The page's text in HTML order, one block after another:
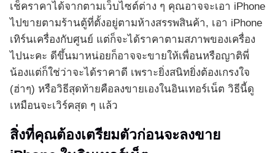
เช็คราคาได้จากตามเว็บไซต์ต่าง ๆ คุณอาจจะเอา iPhone
ไปขายตามร้านตู้ที่ตั้งอยู่ตามห้างสรรพสินค้า, เอา iPhone
เทิร์นเครื่องกับศูนย์ แต่ก็จะได้ราคาตามสภาพของเครื่อง
ไปนะคะ ดีขึ้นมาหน่อยก็อาจจะขายให้เพื่อนหรือญาติพี่
น้องแต่ก็ใช่ว่าจะได้ราคาดี เพราะยิ่งสนิทยิ่งต้องเกรงใจ
(ฮ่าๆ) หรือวิธีสุดท้ายคือลงขายเองในอินเทอร์เน็ต วิธีนี้ดู
เหมือนจะเวิร์คสุด ๆ แล้ว
สิ่งที่คุณต้องเตรียมตัวก่อนจะลงขาย